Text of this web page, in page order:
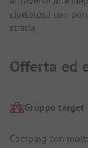
ciottolosa con
strada.
Offerta ed
Gruppo target
Camping con